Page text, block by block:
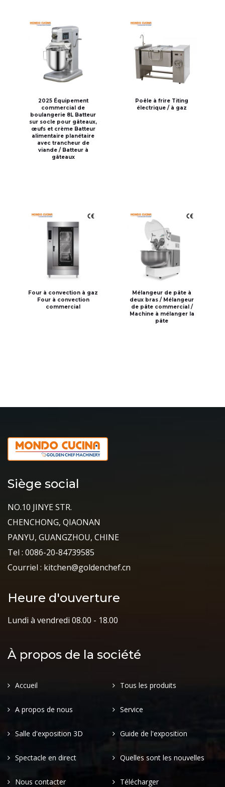
2025 Équipement
commercial de
boulangerie 8L Batteur
sur socle pour gâteaux,
œufs et crème Batteur
alimentaire planétaire
avec trancheur de
viande / Batteur à
gâteaux
Poêle à frire Titing
électrique / à gaz
Four à convection à gaz
Four à convection
commercial
Mélangeur de pâte à
deux bras / Mélangeur
de pâte commercial /
Machine à mélanger la
pâte
Siège social
NO.10 JINYE STR.
CHENCHONG, QIAONAN
PANYU, GUANGZHOU, CHINE
Tel : 0086-20-84739585
Courriel : kitchen@goldenchef.cn
Heure d'ouverture
Lundi à vendredi 08.00 - 18.00
À propos de la société
Accueil Tous les produits
A propos de nous Service
Salle d'exposition 3D Guide de l'exposition
Spectacle en direct Quelles sont les nouvelles
Nous contacter Télécharger